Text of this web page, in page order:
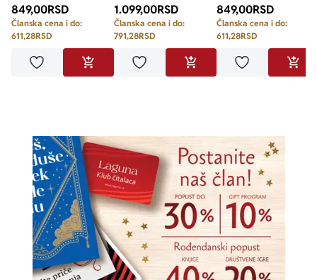
849,00RSD
Članska cena i do:
611,28RSD
Dodaj u omiljeneDODAJ U KORPU
1.099,00RSD
Članska cena i do:
791,28RSD
Dodaj u omiljeneDODAJ U KORPU
849,00RSD
Članska cena i do:
611,28RSD
Dodaj u